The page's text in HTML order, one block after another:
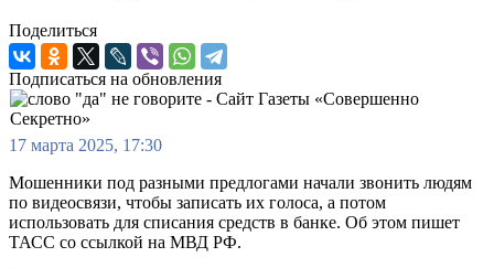
Поделиться
Подписаться на обновления
17 марта 2025, 17:30
Мошенники под разными предлогами начали звонить людям
по видеосвязи, чтобы записать их голоса, а потом
использовать для списания средств в банке. Об этом пишет
ТАСС со ссылкой на МВД РФ.